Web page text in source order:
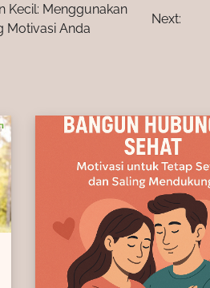
Kecil: Menggunakan
Motivasi Anda
Next: